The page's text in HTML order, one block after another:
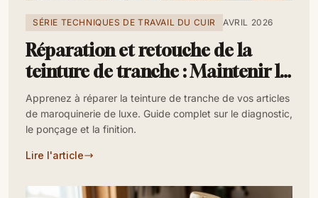
SÉRIE TECHNIQUES DE TRAVAIL DU CUIR AVRIL 2026
Réparation et retouche de la
teinture de tranche : Maintenir la
finition « Volume »
Apprenez à réparer la teinture de tranche de vos articles
de maroquinerie de luxe. Guide complet sur le diagnostic,
le ponçage et la finition.
Lire l'article